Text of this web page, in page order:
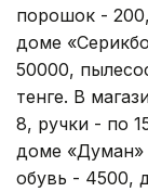
порошок -
доме
50000,
тенге. В
8, ручки - по
доме «Думан»
обувь - 4500,